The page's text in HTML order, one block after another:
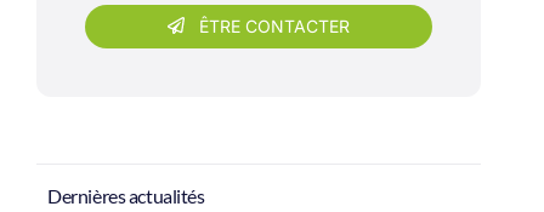
ÊTRE CONTACTER
Dernières actualités